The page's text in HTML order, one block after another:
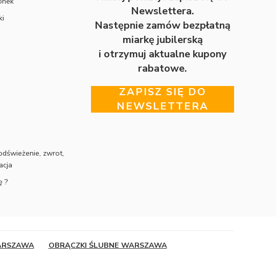
zwrot,
?
Newslettera.
Następnie zamów bezpłatną
miarkę jubilerską
i otrzymuj aktualne kupony
rabatowe.
ZAPISZ SIĘ DO
NEWSLETTERA
OBRĄCZKI ŚLUBNE WARSZAWA